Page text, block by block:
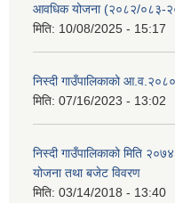
आवधिक योजना (२०८२/०८३-
मिति: 10/08/2025 - 15:17
निस्दी गाउँपालिकाको
मिति: 07/16/2023 - 13:02
निस्दी गाउँपालिकाको मिति
योजना तथा बजेट विवरण
मिति: 03/14/2018 - 13:40